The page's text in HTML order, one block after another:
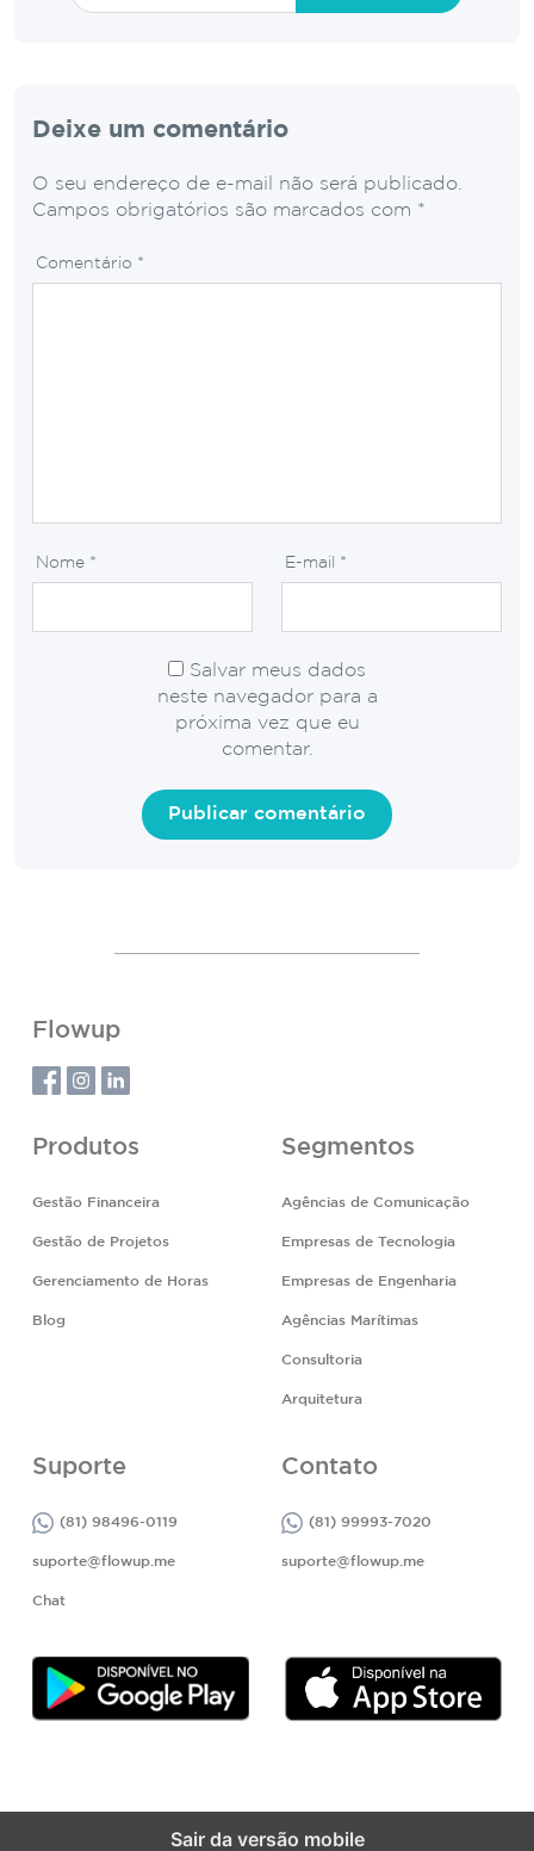
Deixe um comentário
O seu endereço de e-mail não será publicado.
Campos obrigatórios são marcados com *
Comentário *
Nome * E-mail *
Salvar meus dados
neste navegador para a
próxima vez que eu
comentar.
Flowup
Produtos
Gestão Financeira
Gestão de Projetos
Gerenciamento de Horas
Blog
Segmentos
Agências de Comunicação
Empresas de Tecnologia
Empresas de Engenharia
Agências Marítimas
Consultoria
Arquitetura
Suporte
(81) 98496-0119
suporte@flowup.me
Chat
Contato
(81) 99993-7020
suporte@flowup.me
Sair da versão mobile